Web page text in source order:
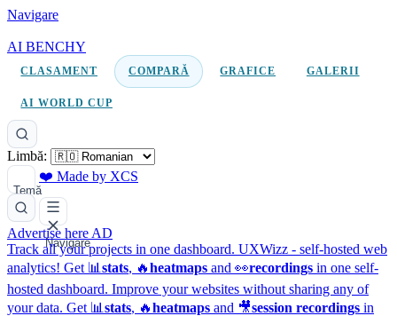
Navigare
AI BENCHY
CLASAMENT COMPARĂ GRAFICE GALERII
AI WORLD CUP
Limbă:
Temă
❤️ Made by XCS
Navigare
Advertise here AD
Track all your projects in one dashboard. UXWizz - self-hosted web
analytics! Get 📊 stats, 🔥heatmaps and 👀recordings in one self-
hosted dashboard. Improve your websites without sharing any of
your data. Get 📊 stats, 🔥heatmaps and 🎥session recordings in